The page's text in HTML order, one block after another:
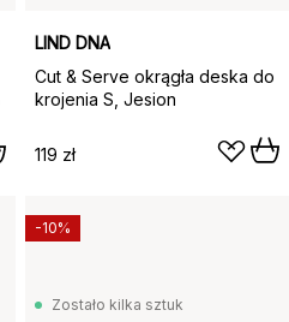
LIND DNA
Cut & Serve okrągła deska do
krojenia S, Jesion
119 zł
Zostało kilka sztuk
-10%